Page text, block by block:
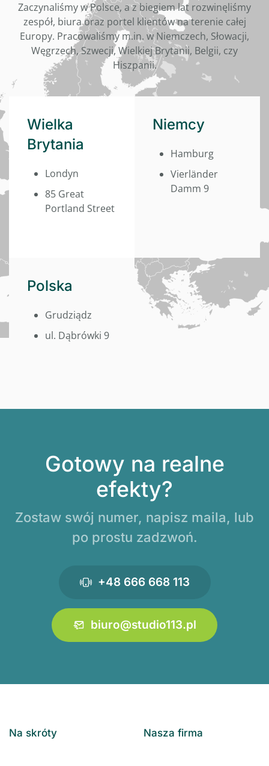
Zaczynaliśmy w Polsce, a z biegiem lat rozwinęliśmy
zespół, biura oraz portel klientów na terenie całej
Europy. Pracowaliśmy m.in. w Niemczech, Słowacji,
Węgrzech, Szwecji, Wielkiej Brytanii, Belgii, czy
Hiszpanii.
Wielka
Brytania
Londyn
85 Great
Portland Street
Niemcy
Hamburg
Vierländer
Damm 9
Polska
Grudziądz
ul. Dąbrówki 9
Gotowy na realne
efekty?
Zostaw swój numer, napisz maila, lub
po prostu zadzwoń.
+48 666 668 113
biuro@studio113.pl
Na skróty Nasza firma